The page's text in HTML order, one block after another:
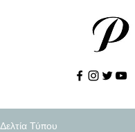
Δελτία Τύπου